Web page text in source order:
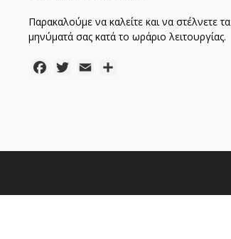
Παρακαλούμε να καλείτε και να στέλνετε τα
μηνύματά σας κατά το ωράριο λειτουργίας.
FacebookTwitter
Email